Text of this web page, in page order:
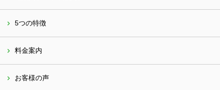
5つの特徴
料金案内
お客様の声